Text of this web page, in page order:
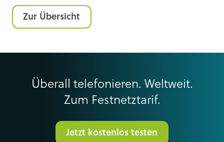
Zur Übersicht
Überall telefonieren. Weltweit.
Zum Festnetztarif.
Jetzt kostenlos testen